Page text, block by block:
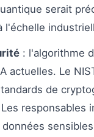
serait
l'échelle
: l'algorithme
actuelles. Le
de
responsables